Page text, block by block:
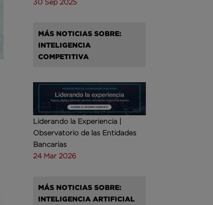
30 Sep 2025
MÁS NOTICIAS SOBRE:
INTELIGENCIA
COMPETITIVA
Liderando la Experiencia |
Observatorio de las Entidades
Bancarias
24 Mar 2026
MÁS NOTICIAS SOBRE:
INTELIGENCIA ARTIFICIAL